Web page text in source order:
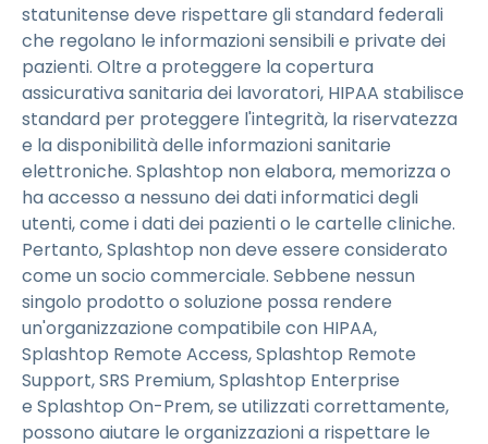
statunitense deve rispettare gli standard federali
che regolano le informazioni sensibili e private dei
pazienti. Oltre a proteggere la copertura
assicurativa sanitaria dei lavoratori, HIPAA stabilisce
standard per proteggere l'integrità, la riservatezza
e la disponibilità delle informazioni sanitarie
elettroniche. Splashtop non elabora, memorizza o
ha accesso a nessuno dei dati informatici degli
utenti, come i dati dei pazienti o le cartelle cliniche.
Pertanto, Splashtop non deve essere considerato
come un socio commerciale. Sebbene nessun
singolo prodotto o soluzione possa rendere
un'organizzazione compatibile con HIPAA,
Splashtop Remote Access, Splashtop Remote
Support, SRS Premium, Splashtop Enterprise
e Splashtop On-Prem, se utilizzati correttamente,
possono aiutare le organizzazioni a rispettare le